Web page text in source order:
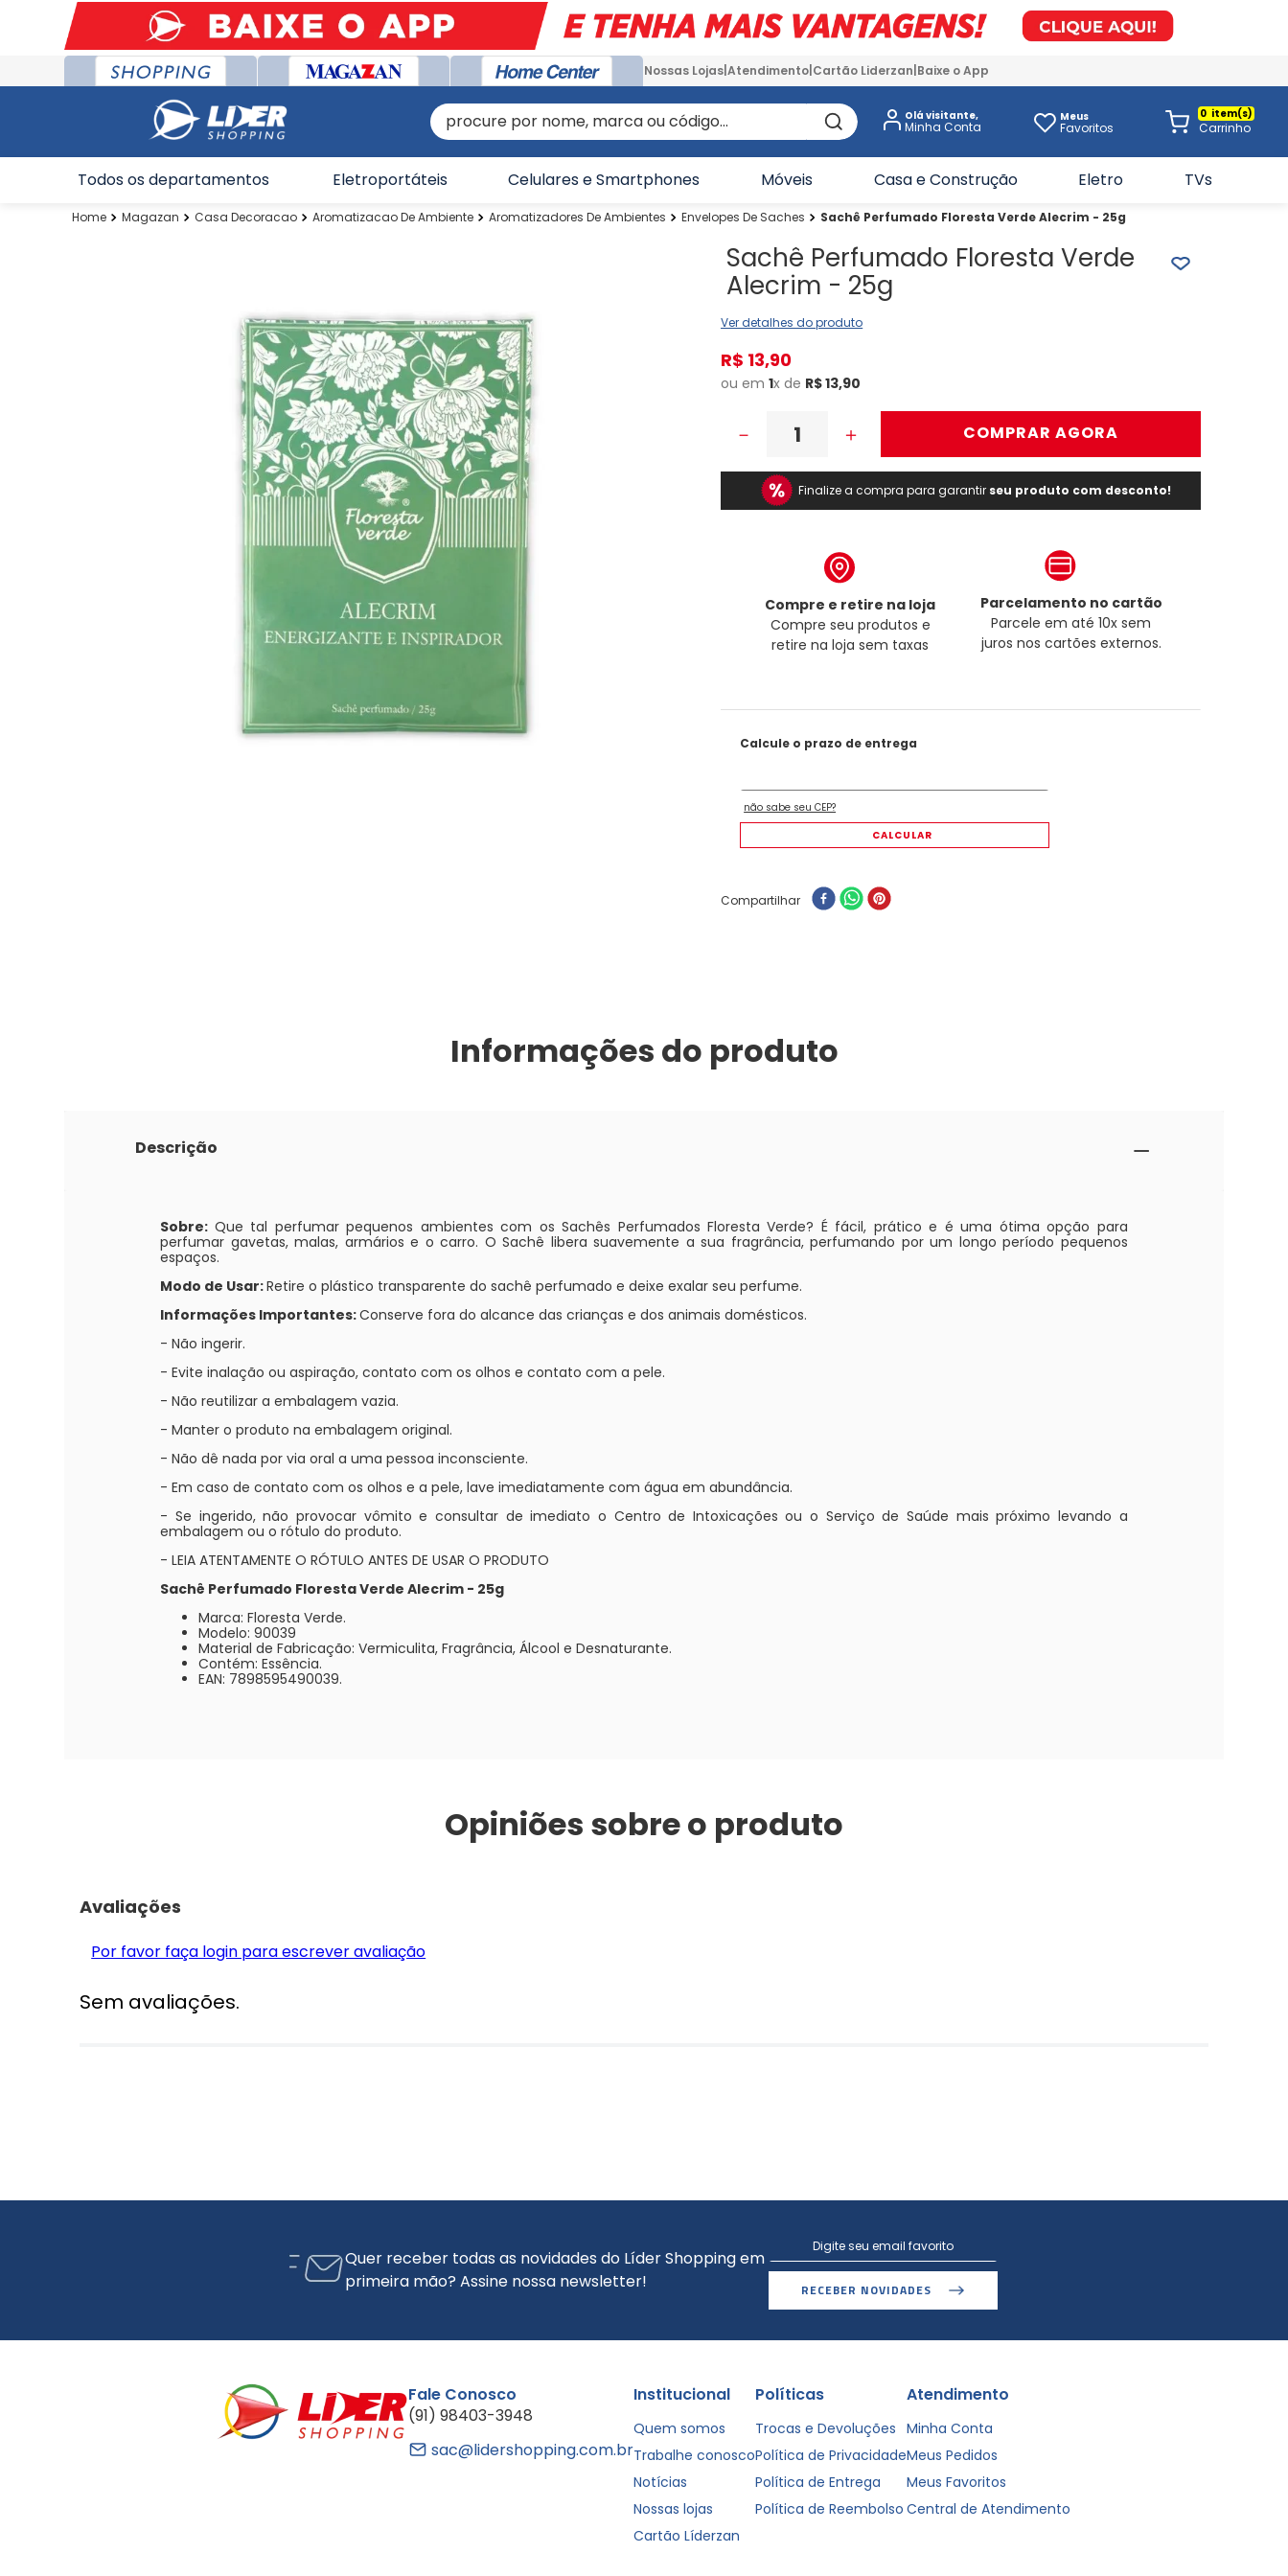
Nossas Lojas Atendimento Cartão Liderzan Baixe o App
procure por nome, marca ou código... Olá visitante, Meus
Favoritos
0
Todos os departamentos Eletroportáteis Celulares e Smartphones Móveis Casa e Construção Eletro TVs
Magazan Casa Decoracao Aromatizacao De Ambiente Aromatizadores De Ambientes Envelopes De Saches Sachê Perfumado Floresta Verde Alecrim - 25g
Sachê Perfumado Floresta Verde
Alecrim - 25g
Ver detalhes do produto
R$ 13,90
ou em1x de R$13,90
＋
－ COMPRAR AGORA
Finalize a compra para garantir seu produto com desconto!
Compre e retire na loja
Compre seu produtos e
retire na loja sem taxas
Parcelamento no cartão
Parcele em até 10x sem
juros nos cartões externos.
Compartilhar
Informações do produto
Descrição
Sobre: Que tal perfumar pequenos ambientes com os Sachês Perfumados Floresta Verde? É fácil, prático e é uma ótima opção para
perfumar gavetas, malas, armários e o carro. O Sachê libera suavemente a sua fragrância, perfumando por um longo período pequenos
espaços.
Modo de Usar:Retire o plástico transparente do sachê perfumado e deixe exalar seu perfume.
Informações Importantes:Conserve fora do alcance das crianças e dos animais domésticos.
- Não ingerir.
- Evite inalação ou aspiração, contato com os olhos e contato com a pele.
- Não reutilizar a embalagem vazia.
- Manter o produto na embalagem original.
- Não dê nada por via oral a uma pessoa inconsciente.
- Em caso de contato com os olhos e a pele, lave imediatamente com água em abundância.
- Se ingerido, não provocar vômito e consultar de imediato o Centro de Intoxicações ou o Serviço de Saúde mais próximo levando a
embalagem ou o rótulo do produto.
- LEIA ATENTAMENTE O RÓTULO ANTES DE USAR O PRODUTO
Sachê Perfumado Floresta Verde Alecrim - 25g
Marca: Floresta Verde.
Modelo: 90039
Material de Fabricação: Vermiculita, Fragrância, Álcool e Desnaturante.
Contém: Essência.
EAN: 7898595490039.
Opiniões sobre o produto
Avaliações
Por favor faça login para escrever avaliação
Sem avaliações.
Quer receber todas as novidades do Líder Shopping em
primeira mão? Assine nossa newsletter!
RECEBER NOVIDADES
Fale Conosco
(91) 98403-3948
sac@lidershopping.com.br
Institucional
Quem somos
Trabalhe conosco
Notícias
Nossas lojas
Cartão Líderzan
Políticas
Trocas e Devoluções
Política de Privacidade
Política de Entrega
Política de Reembolso
Atendimento
Minha Conta
Meus Pedidos
Meus Favoritos
Central de Atendimento